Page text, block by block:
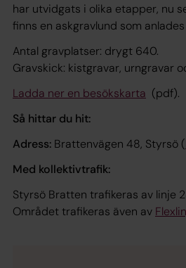
har utvidgats i olika etapper, nu
finns en askgravlund som
Antal gravplatser: drygt 640.
Gravskick: kistgravar, urngravar
Ladda ner en besökskarta (pdf).
Så hittar du hit:
Adress: Brattenvägen 48, Styrsö (
Med kollektivtrafik:
Styrsö Bratten trafikeras av linje
Området trafikeras även av